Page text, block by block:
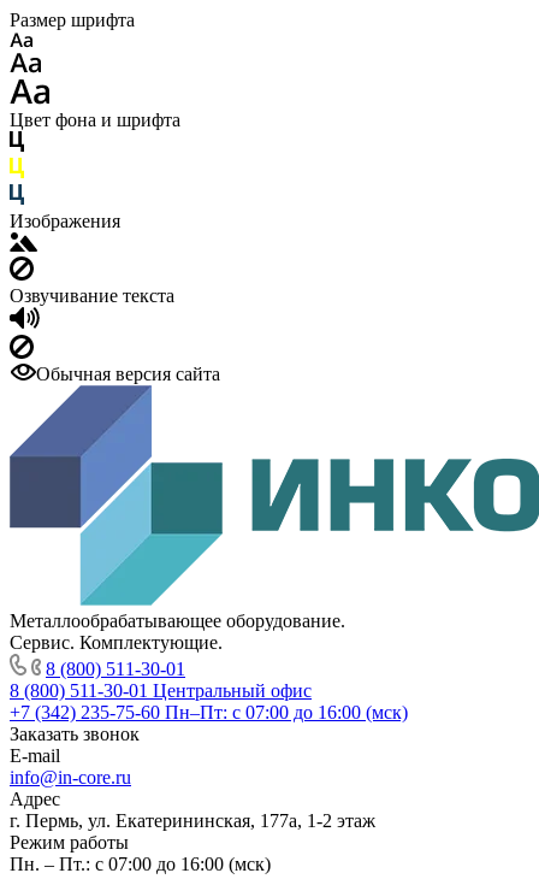
Размер шрифта
Цвет фона и шрифта
Изображения
Озвучивание текста
Обычная версия сайта
Металлообрабатывающее оборудование.
Сервис. Комплектующие.
8 (800) 511-30-01
8 (800) 511-30-01 Центральный офис
+7 (342) 235-75-60 Пн–Пт: с 07:00 до 16:00 (мск)
Заказать звонок
E-mail
info@in-core.ru
Адрес
г. Пермь, ул. ​Екатерининская, 177а, ​1-2 этаж
Режим работы
Пн. – Пт.: с 07:00 до 16:00 (мск)